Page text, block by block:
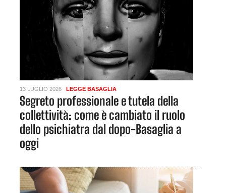
13 LUGLIO 2026 LEGGE BASAGLIA
Segreto professionale e tutela della
collettività: come è cambiato il ruolo
dello psichiatra dal dopo-Basaglia a
oggi